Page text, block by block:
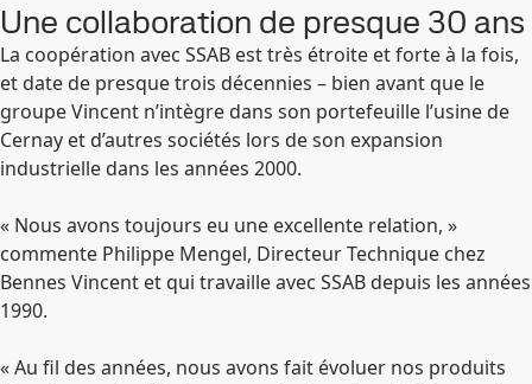
Une collaboration de presque 30 ans
La coopération avec SSAB est très étroite et forte à la fois,
et date de presque trois décennies – bien avant que le
groupe Vincent n’intègre dans son portefeuille l’usine de
Cernay et d’autres sociétés lors de son expansion
industrielle dans les années 2000.
« Nous avons toujours eu une excellente relation, »
commente Philippe Mengel, Directeur Technique chez
Bennes Vincent et qui travaille avec SSAB depuis les années
1990.
« Au fil des années, nous avons fait évoluer nos produits